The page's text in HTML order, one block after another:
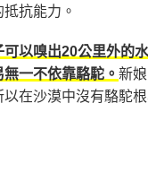
抗能力。
可以嗅出20公里外的
一不依靠駱駝。 新
在沙漠中沒有駱駝根